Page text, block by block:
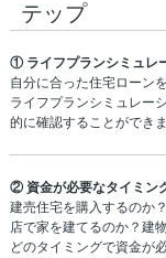
テップ
① ライフプランシミュレ
自分に合った住宅ローン
ライフプランシミュレー
的に確認することができま
② 資金が必要なタイミン
建売住宅を購入するのか
店で家を建てるのか？建
どのタイミングで資金が